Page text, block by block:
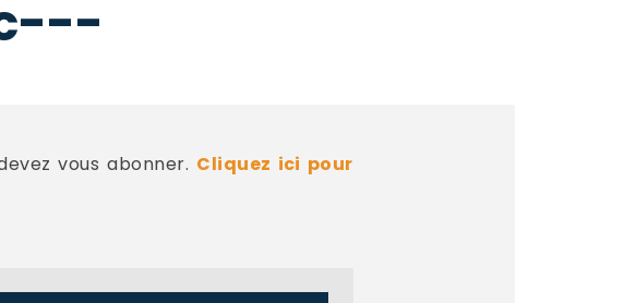
vous abonner. Cliquez ici pour